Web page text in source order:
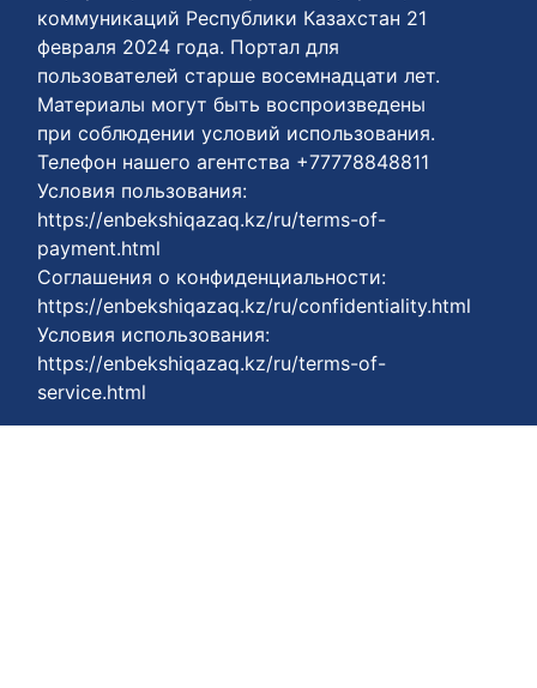
коммуникаций Республики Казахстан 21
февраля 2024 года. Портал для
пользователей старше восемнадцати лет.
Материалы могут быть воспроизведены
при соблюдении условий использования.
Телефон нашего агентства +77778848811
Условия пользования:
https://enbekshiqazaq.kz/ru/terms-of-
payment.html
Соглашения о конфиденциальности:
https://enbekshiqazaq.kz/ru/confidentiality.html
Условия использования:
https://enbekshiqazaq.kz/ru/terms-of-
service.html